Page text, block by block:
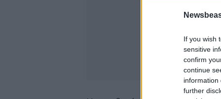
If you wish
sensitive
confirm
continue
information
further